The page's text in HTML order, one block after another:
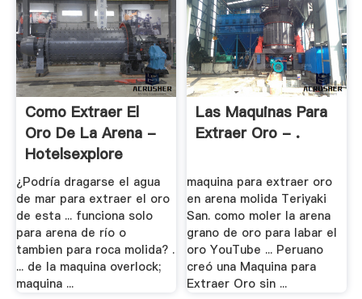
Como Extraer El
Oro De La Arena -
Hotelsexplore
¿Podría dragarse el agua
de mar para extraer el oro
de esta ... funciona solo
para arena de río o
tambien para roca molida? .
... de la maquina overlock;
maquina ...
Las Maquinas Para
Extraer Oro - .
maquina para extraer oro
en arena molida Teriyaki
San. como moler la arena
grano de oro para labar el
oro YouTube ... Peruano
creó una Maquina para
Extraer Oro sin ...